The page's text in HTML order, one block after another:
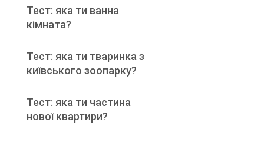
Тест: яка ти ванна
кімната?
Тест: яка ти тваринка з
київського зоопарку?
Тест: яка ти частина
нової квартири?